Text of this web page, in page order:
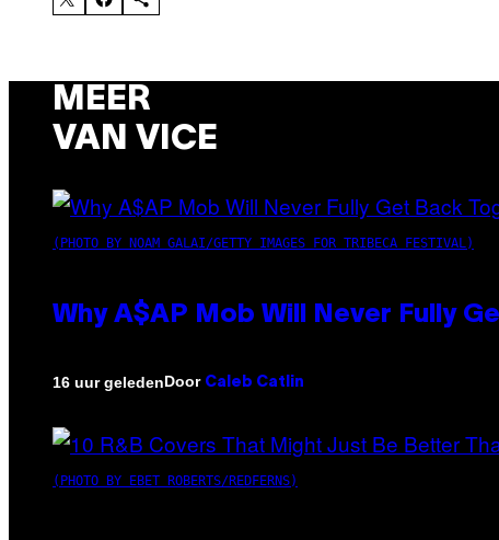
MEER
VAN VICE
(PHOTO BY NOAM GALAI/GETTY IMAGES FOR TRIBECA FESTIVAL)
Why A$AP Mob Will Never Fully
16 uur geledenDoor Caleb Catlin
(PHOTO BY EBET ROBERTS/REDFERNS)